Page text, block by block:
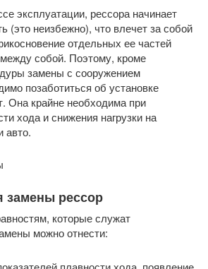
эксплуатации, рессора начинает
(это неизбежно), что влечет за собой
отдельных ее частей
собой. Поэтому, кроме
замены с сооружением
позаботиться об установке
Она крайне необходима при
хода и снижения нагрузки на
авто.
замены рессор
которые служат
можно отнести: